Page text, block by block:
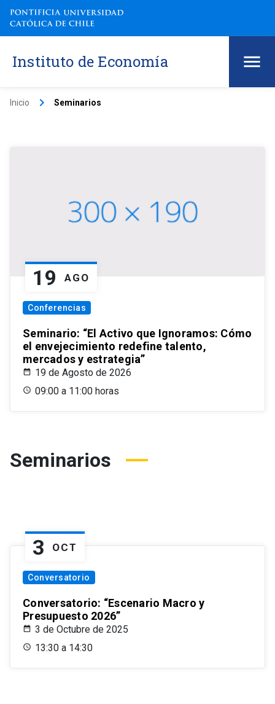
Instituto de Economía
Inicio keyboard_arrow_right Seminarios
19 AGO
Conferencias
Seminario: “El Activo que Ignoramos: Cómo
el envejecimiento redefine talento,
mercados y estrategia”
19 de Agosto de 2026
09:00 a 11:00 horas
Seminarios
3 OCT
Conversatorio
Conversatorio: “Escenario Macro y
Presupuesto 2026”
3 de Octubre de 2025
13:30 a 14:30